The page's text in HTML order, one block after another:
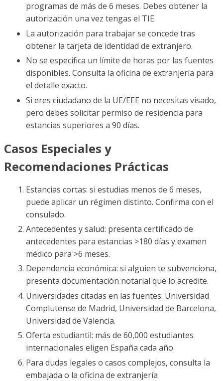
programas de más de 6 meses. Debes obtener la
autorización una vez tengas el TIE.
La autorización para trabajar se concede tras
obtener la tarjeta de identidad de extranjero.
No se especifica un límite de horas por las fuentes
disponibles. Consulta la oficina de extranjería para
el detalle exacto.
Si eres ciudadano de la UE/EEE no necesitas visado,
pero debes solicitar permiso de residencia para
estancias superiores a 90 días.
Casos Especiales y
Recomendaciones Prácticas
Estancias cortas: si estudias menos de 6 meses,
puede aplicar un régimen distinto. Confirma con el
consulado.
Antecedentes y salud: presenta certificado de
antecedentes para estancias >180 días y examen
médico para >6 meses.
Dependencia económica: si alguien te subvenciona,
presenta documentación notarial que lo acredite.
Universidades citadas en las fuentes: Universidad
Complutense de Madrid, Universidad de Barcelona,
Universidad de Valencia.
Oferta estudiantil: más de 60,000 estudiantes
internacionales eligen España cada año.
Para dudas legales o casos complejos, consulta la
embajada o la oficina de extranjería